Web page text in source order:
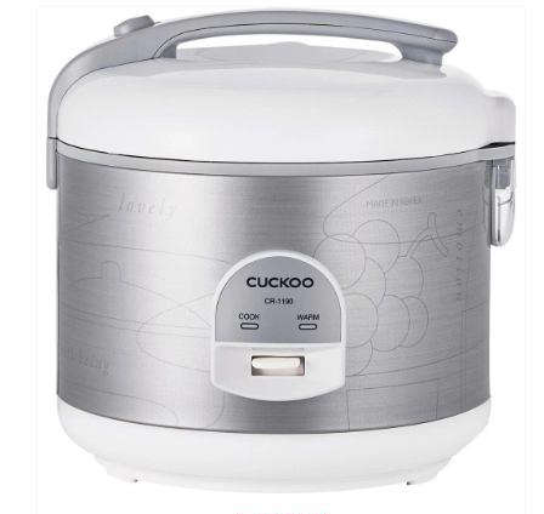
Nồi cơm nắp gài Cuckoo 3.06 lít CR-1755/KBBKCRVN, nhập